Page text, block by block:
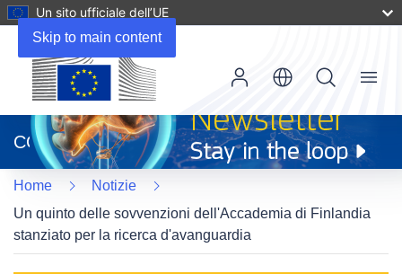
Skip to main content
Un sito ufficiale dell’UE
apre
in
una
nuova
finestra)
CORDIS
Menu
Home
Notizie
Un quinto delle sovvenzioni dell'Accademia di Finlandia
stanziato per la ricerca d'avanguardia